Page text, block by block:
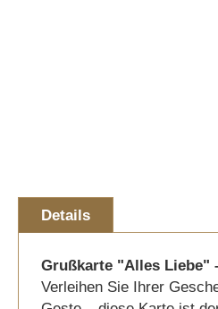
Details
Grußkarte "Alles Liebe"
Verleihen Sie Ihrer